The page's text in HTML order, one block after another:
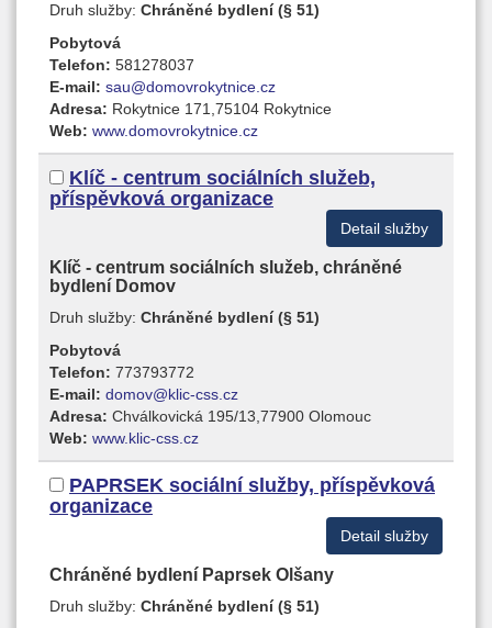
Druh služby: Chráněné bydlení (§ 51)
Pobytová
Telefon: 581278037
E-mail: sau@domovrokytnice.cz
Adresa: Rokytnice 171,75104 Rokytnice
Web: www.domovrokytnice.cz
Klíč - centrum sociálních služeb,
příspěvková organizace
Detail služby
Klíč - centrum sociálních služeb, chráněné
bydlení Domov
Druh služby: Chráněné bydlení (§ 51)
Pobytová
Telefon: 773793772
E-mail: domov@klic-css.cz
Adresa: Chválkovická 195/13,77900 Olomouc
Web: www.klic-css.cz
PAPRSEK sociální služby, příspěvková
organizace
Detail služby
Chráněné bydlení Paprsek Olšany
Druh služby: Chráněné bydlení (§ 51)